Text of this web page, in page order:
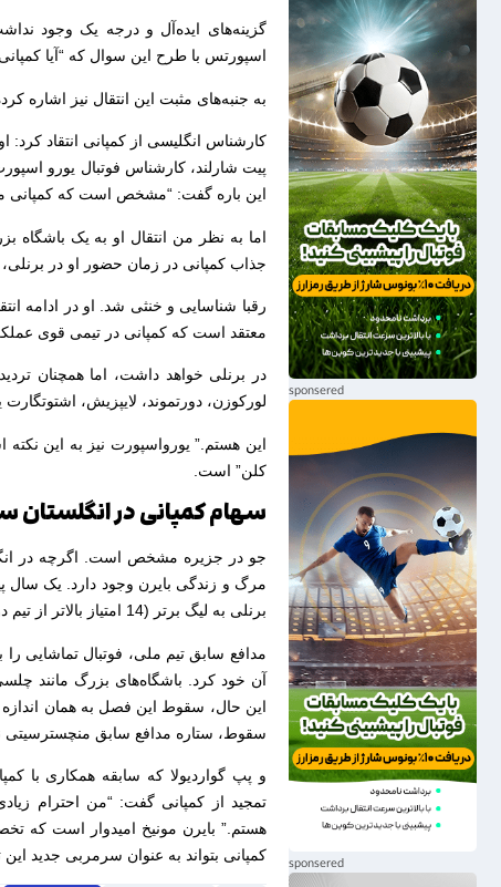
گزینه‌های ایده‌آل و درجه یک وجود
اسپورتس با طرح این سوال که “آیا
به جنبه‌های مثبت این انتقال نیز اشاره
کارشناس انگلیسی از کمپانی انتقاد کرد:
پیت شارلند، کارشناس فوتبال یورو
این باره گفت: “مشخص است که کمپانی
جذاب کمپانی در زمان حضور او در
معتقد است که کمپانی در تیمی قوی
در برنلی خواهد داشت، اما همچنان
لورکوزن، دورتموند، لایپزیش،
این هستم.” یورواسپورت نیز به این
کلن” است.
سهام کمپانی در انگلستان
جو در جزیره مشخص است. اگرچه در
مرگ و زندگی بایرن وجود دارد. یک سال
برنلی به لیگ برتر (14 امتیاز بالاتر از تیم دوم)، همه او را یک سرمربی بزرگ آینده‌دار قلمداد می‌کردند.
مدافع سابق تیم ملی، فوتبال تماشایی
آن خود کرد. باشگاه‌های بزرگ مانند چلسی
سقوط، ستاره مدافع سابق منچسترسیتی
و پپ گواردیولا که سابقه همکاری با
تمجید از کمپانی گفت: “من احترام
هستم.” بایرن مونیخ امیدوار است که
کمپانی بتواند به عنوان سرمربی جدید